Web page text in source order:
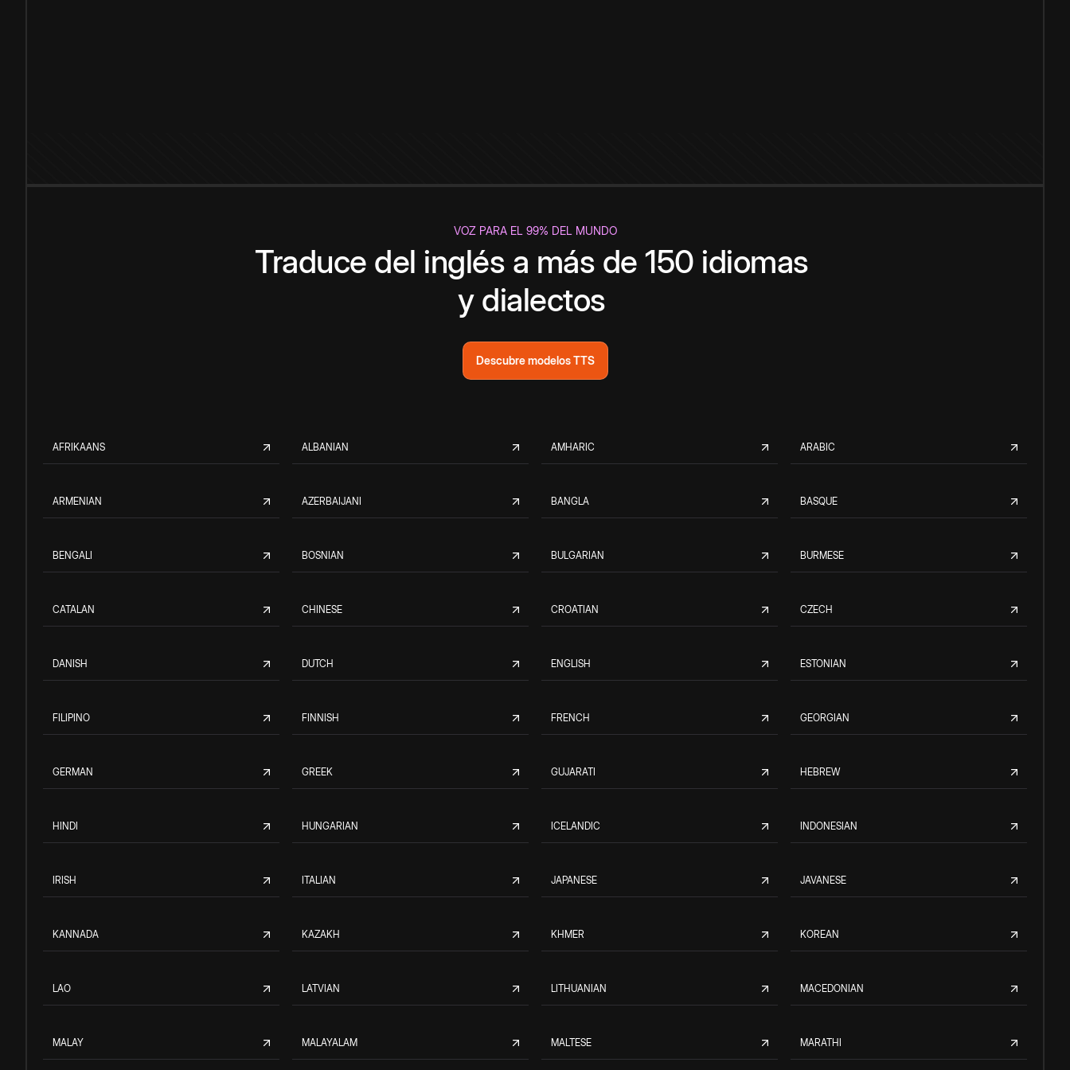
VOZ PARA EL 99% DEL MUNDO
Traduce del inglés a más de 150 idiomas
y dialectos
Descubre modelos TTS
AFRIKAANS ALBANIAN AMHARIC ARABIC
ARMENIAN AZERBAIJANI BANGLA BASQUE
BENGALI BOSNIAN BULGARIAN BURMESE
CATALAN CHINESE CROATIAN CZECH
DANISH DUTCH ENGLISH ESTONIAN
FILIPINO FINNISH FRENCH GEORGIAN
GERMAN GREEK GUJARATI HEBREW
HINDI HUNGARIAN ICELANDIC INDONESIAN
IRISH ITALIAN JAPANESE JAVANESE
KANNADA KAZAKH KHMER KOREAN
LAO LATVIAN LITHUANIAN MACEDONIAN
MALAY MALAYALAM MALTESE MARATHI